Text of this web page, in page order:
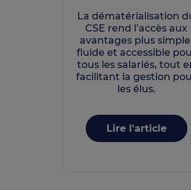
La dématérialisation
CSE rend l’accès aux
avantages plus
fluide et accessible
tous les salariés, tout
facilitant la gestion
les élus.
Lire l'article